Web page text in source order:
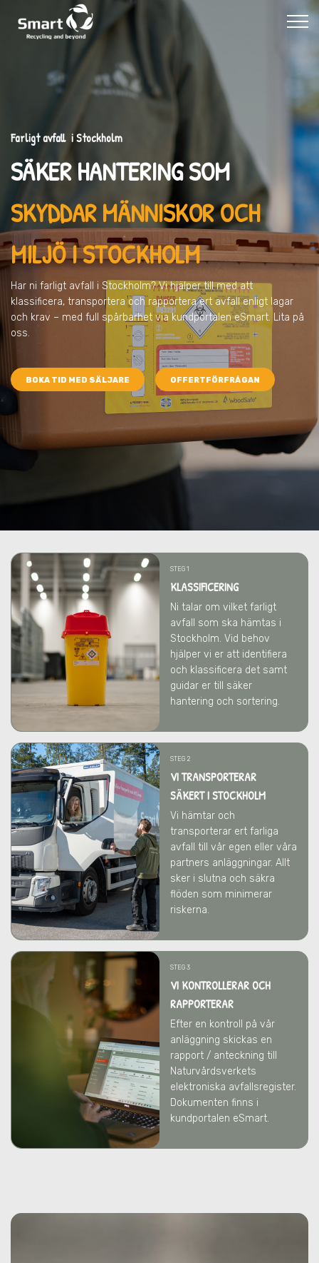
Farligt avfall i Stockholm
SÄKER HANTERING SOM
SKYDDAR MÄNNISKOR OCH
MILJÖI STOCKHOLM
Har ni farligt avfall i Stockholm? Vi hjälper till med att
klassificera, transportera och rapportera ert avfall enligt lagar
och krav – med full spårbarhet via kundportalen eSmart. Lita på
oss.
BOKA TID MED SÄLJARE OFFERTFÖRFRÅGAN
STEG 1
KLASSIFICERING
Ni talar om vilket farligt
avfall som ska hämtas i
Stockholm. Vid behov
hjälper vi er att identifiera
och klassificera det samt
guidar er till säker
hantering och sortering.
STEG 2
VI TRANSPORTERAR
SÄKERT I STOCKHOLM
Vi hämtar och
transporterar ert farliga
avfall till vår egen eller våra
partners anläggningar. Allt
sker i slutna och säkra
flöden som minimerar
riskerna.
STEG 3
VI KONTROLLERAR OCH
RAPPORTERAR
Efter en kontroll på vår
anläggning skickas en
rapport / anteckning till
Naturvårdsverkets
elektroniska avfallsregister.
Dokumenten finns i
kundportalen eSmart.